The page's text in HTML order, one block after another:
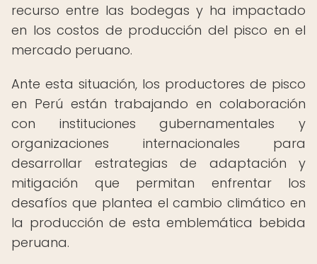
recurso entre las bodegas y ha impactado
en los costos de producción del pisco en el
mercado peruano.
Ante esta situación, los productores de pisco
en Perú están trabajando en colaboración
con instituciones gubernamentales y
organizaciones internacionales para
desarrollar estrategias de adaptación y
mitigación que permitan enfrentar los
desafíos que plantea el cambio climático en
la producción de esta emblemática bebida
peruana.